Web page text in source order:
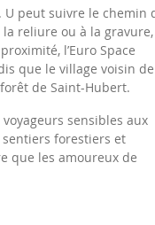
U peut suivre le chemin
reliure ou à la
l’Euro Space
que le village voisin de
de Saint-Hubert.
sensibles aux
forestiers et
que les amoureux de